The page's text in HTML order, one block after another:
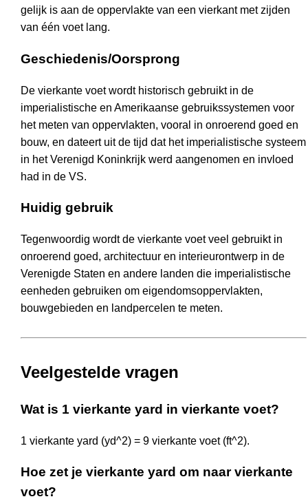
gelijk is aan de oppervlakte van een vierkant met zijden
van één voet lang.
Geschiedenis/Oorsprong
De vierkante voet wordt historisch gebruikt in de
imperialistische en Amerikaanse gebruikssystemen voor
het meten van oppervlakten, vooral in onroerend goed en
bouw, en dateert uit de tijd dat het imperialistische systeem
in het Verenigd Koninkrijk werd aangenomen en invloed
had in de VS.
Huidig gebruik
Tegenwoordig wordt de vierkante voet veel gebruikt in
onroerend goed, architectuur en interieurontwerp in de
Verenigde Staten en andere landen die imperialistische
eenheden gebruiken om eigendomsoppervlakten,
bouwgebieden en landpercelen te meten.
Veelgestelde vragen
Wat is 1 vierkante yard in vierkante voet?
1 vierkante yard (yd^2) = 9 vierkante voet (ft^2).
Hoe zet je vierkante yard om naar vierkante
voet?